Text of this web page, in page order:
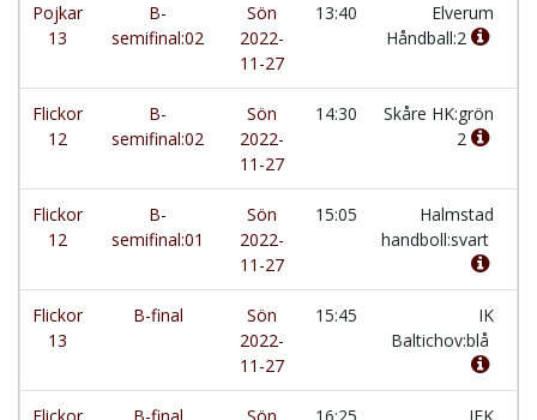
Pojkar
13
B-
semifinal:02
Sön
2022-
11-27
13:40
Elverum
Håndball:2
Flickor
12
B-
semifinal:02
Sön
2022-
11-27
14:30
Skåre HK:grön
2
Flickor
12
B-
semifinal:01
Sön
2022-
11-27
15:05
Halmstad
handboll:svart
Flickor
13
B-final
Sön
2022-
11-27
15:45
IK
Baltichov:blå